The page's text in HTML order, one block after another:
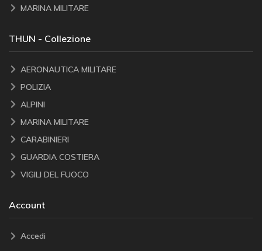
MARINA MILITARE
THUN - Collezione
AERONAUTICA MILITARE
POLIZIA
ALPINI
MARINA MILITARE
CARABINIERI
GUARDIA COSTIERA
VIGILI DEL FUOCO
Account
Accedi